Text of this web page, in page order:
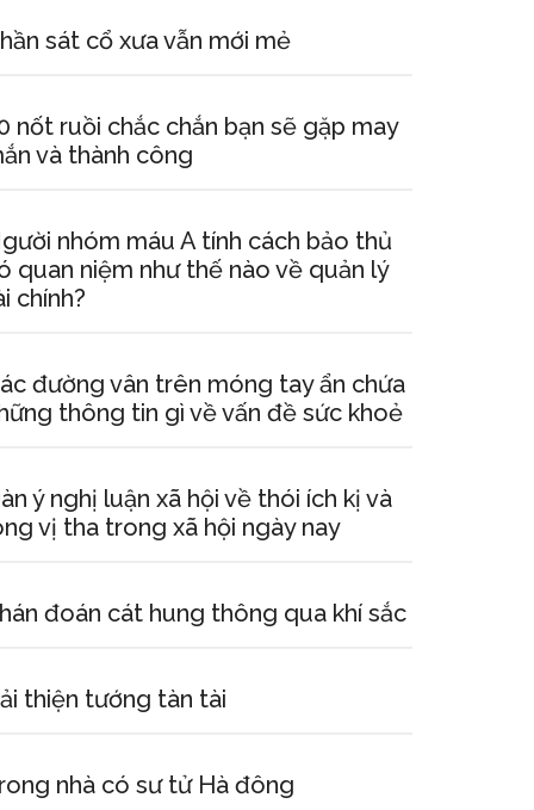
sát cổ xưa vẫn mới mẻ
nốt ruồi chắc chắn bạn sẽ gặp may
và thành công
nhóm máu A tính cách bảo thủ
quan niệm như thế nào về quản lý
chính?
đường vân trên móng tay ẩn chứa
thông tin gì về vấn đề sức khoẻ
ý nghị luận xã hội về thói ích kị và
vị tha trong xã hội ngày nay
đoán cát hung thông qua khí sắc
thiện tướng tàn tài
nhà có sư tử Hà đông